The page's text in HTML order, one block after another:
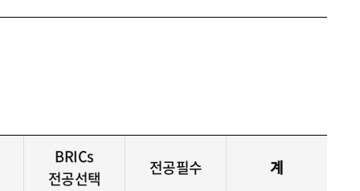
BRICs
전공선택
전공필수 계